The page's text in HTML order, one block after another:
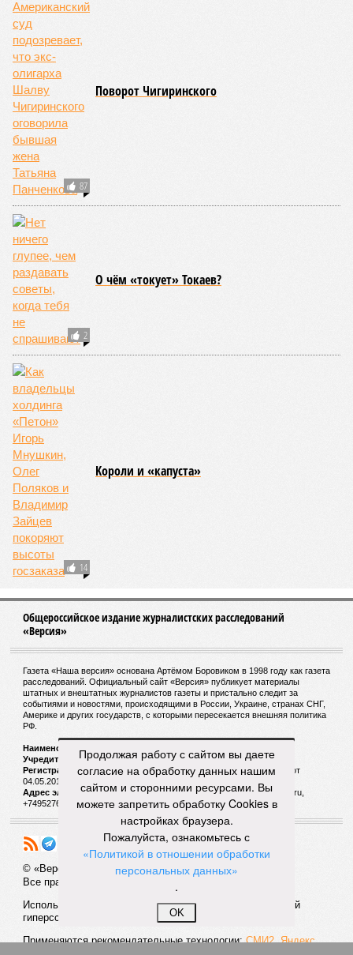
87
Поворот Чигиринского
2
О чём «токует» Токаев?
14
Kороли и «капуста»
Общероссийское издание журналистских расследований
«Версия»
Газета «Наша версия» основана Артёмом Боровиком в 1998 году как газета
расследований. Официальный сайт «Версия» публикует материалы
штатных и внештатных журналистов газеты и пристально следит за
событиями и новостями, происходящими в России, Украине, странах СНГ,
Америке и других государств, с которыми пересекается внешняя политика
РФ.
Наименование:
Учредитель:
ООО «Версия»,Главный редактор:Горевой Р. Г.
Регистрационный номер Роскомнадзора:ЭЛ № ФС 77 - 72681 от
04.05.2018 г.
Адрес электронной почты и телефон редакции:versia@versia.ru,
+74952760348
© «Версия»
Все права защищены
Использование материалов «Версии» без индексируемой
гиперссылки запрещено
Применяются рекомендательные технологии:СМИ2, Яндекс,
Продолжая работу с сайтом вы даете
согласие на обработку данных нашим
сайтом и сторонними ресурсами. Вы
можете запретить обработку Cookies в
настройках браузера.
Пожалуйста, ознакомьтесь с
«Политикой в отношении обработки
персональных данных»
.
OK